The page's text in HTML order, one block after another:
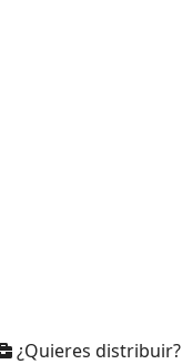
¿Quieres distribuir?